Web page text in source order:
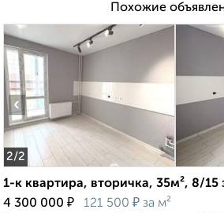
Похожие
2/2
‹
1-к квартира, вторичка, 35м², 8/15
4 300 000 ₽ 121 500 ₽ за м²